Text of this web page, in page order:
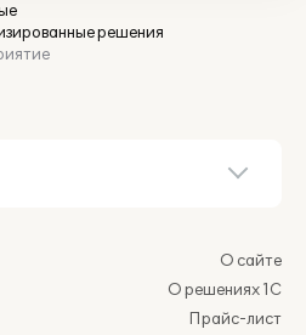
решения
О сайте
О решениях 1С
Прайс-лист